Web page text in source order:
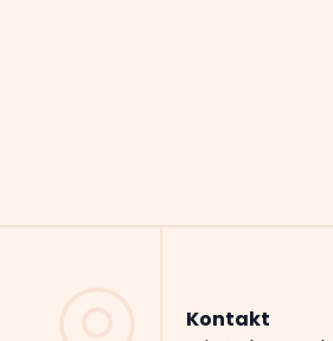
Kontakt